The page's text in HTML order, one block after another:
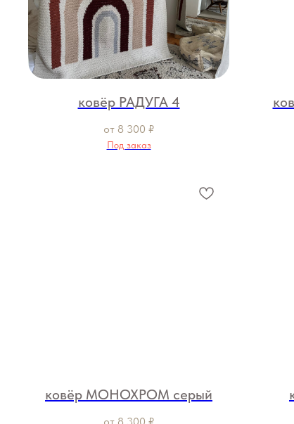
ковёр РАДУГА 4
от 8 300 ₽
Под заказ
ковёр МОНОХРОМ серый